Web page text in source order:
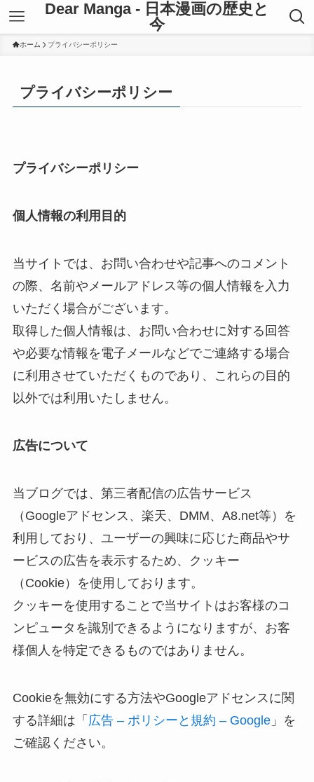
Dear Manga - 日本漫画の歴史と
今
ホーム プライバシーポリシー
プライバシーポリシー
プライバシーポリシー
個人情報の利用目的
当サイトでは、お問い合わせや記事へのコメント
の際、名前やメールアドレス等の個人情報を入力
いただく場合がございます。
取得した個人情報は、お問い合わせに対する回答
や必要な情報を電子メールなどでご連絡する場合
に利用させていただくものであり、これらの目的
以外では利用いたしません。
広告について
当ブログでは、第三者配信の広告サービス
（Googleアドセンス、楽天、DMM、A8.net等）を
利用しており、ユーザーの興味に応じた商品やサ
ービスの広告を表示するため、クッキー
（Cookie）を使用しております。
クッキーを使用することで当サイトはお客様のコ
ンピュータを識別できるようになりますが、お客
様個人を特定できるものではありません。
Cookieを無効にする方法やGoogleアドセンスに関
する詳細は「 広告 – ポリシーと規約 – Google」を
ご確認ください。